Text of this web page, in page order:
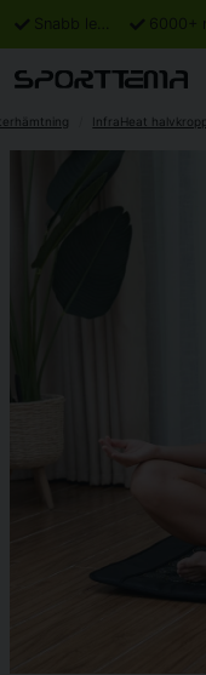
Snabb leverans 6000+
InfraHeat